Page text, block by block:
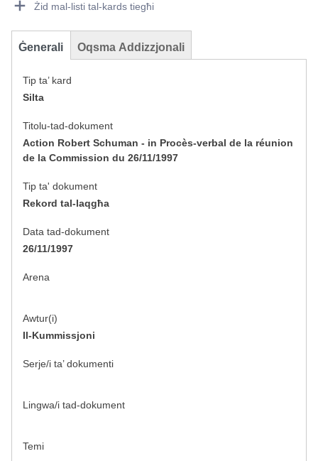
Żid mal-listi tal-kards tiegħi
Ġenerali Oqsma Addizzjonali
Tip ta’ kard
Silta
Titolu-tad-dokument
Action Robert Schuman - in Procès-verbal de la réunion
de la Commission du 26/11/1997
Tip ta' dokument
Rekord tal-laqgħa
Data tad-dokument
26/11/1997
Arena
Awtur(i)
Il-Kummissjoni
Serje/i ta’ dokumenti
Lingwa/i tad-dokument
Temi